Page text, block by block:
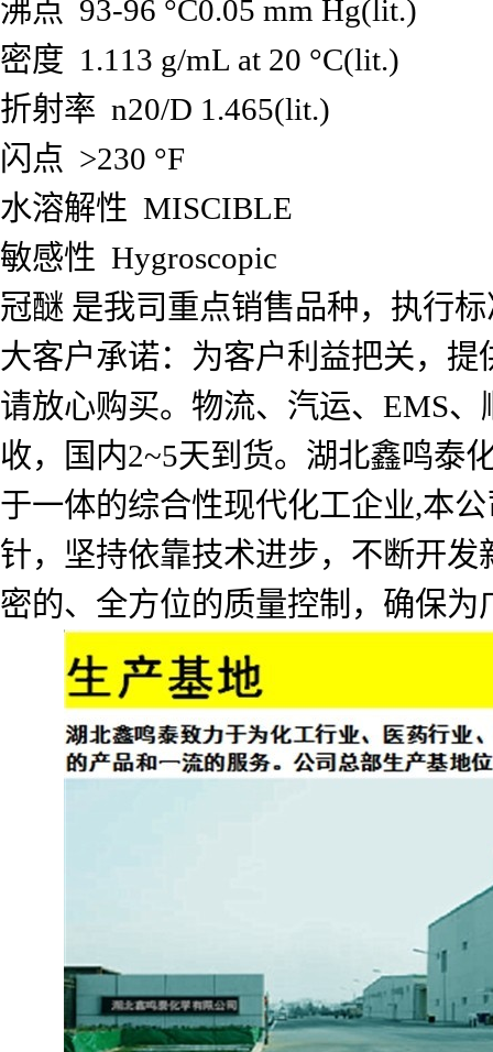
沸点 93-96 °C0.05 mm Hg(lit.)
密度 1.113 g/mL at 20 °C(lit.)
折射率 n20/D 1.465(lit.)
闪点 >230 °F
水溶解性 MISCIBLE
敏感性 Hygroscopic
冠醚 是我司重点销售品种，执行
大客户承诺：为客户利益把关，
请放心购买。物流、汽运、EMS
收，国内2~5天到货。湖北鑫鸣泰
于一体的综合性现代化工企业,本
针，坚持依靠技术进步，不断开
密的、全方位的质量控制，确保